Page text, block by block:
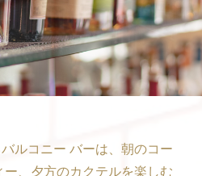
ルコニー バーは、朝のコー
ー、夕方のカクテルを楽しむ